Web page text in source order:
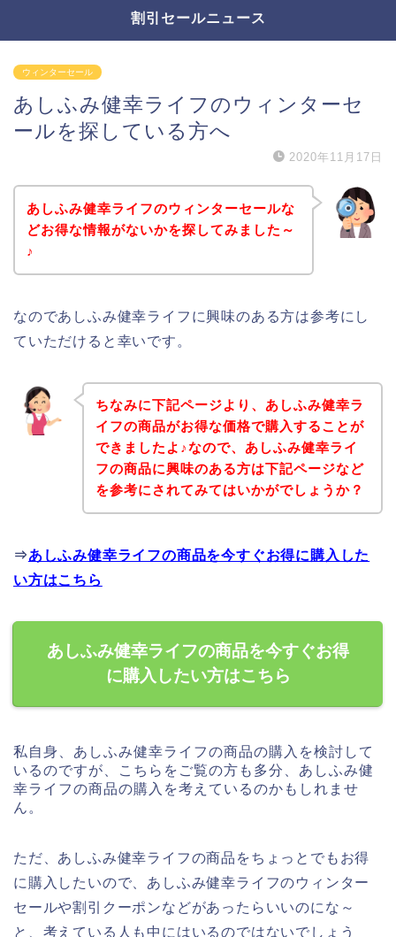
割引セールニュース
ウィンターセール
あしふみ健幸ライフのウィンターセ
ールを探している方へ
2020年11月17日
あしふみ健幸ライフのウィンターセールな
どお得な情報がないかを探してみました～
♪
なのであしふみ健幸ライフに興味のある方は参考にし
ていただけると幸いです。
ちなみに下記ページより、あしふみ健幸ラ
イフの商品がお得な価格で購入することが
できましたよ♪なので、あしふみ健幸ライ
フの商品に興味のある方は下記ページなど
を参考にされてみてはいかがでしょうか？
⇒あしふみ健幸ライフの商品を今すぐお得に購入した
い方はこちら
あしふみ健幸ライフの商品を今すぐお得
に購入したい方はこちら
私自身、あしふみ健幸ライフの商品の購入を検討して
いるのですが、こちらをご覧の方も多分、あしふみ健
幸ライフの商品の購入を考えているのかもしれませ
ん。
ただ、あしふみ健幸ライフの商品をちょっとでもお得
に購入したいので、あしふみ健幸ライフのウィンター
セールや割引クーポンなどがあったらいいのにな～
と、考えている人も中にはいるのではないでしょう